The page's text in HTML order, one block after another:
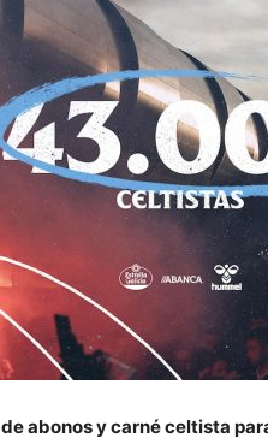
abonos y carné celtista